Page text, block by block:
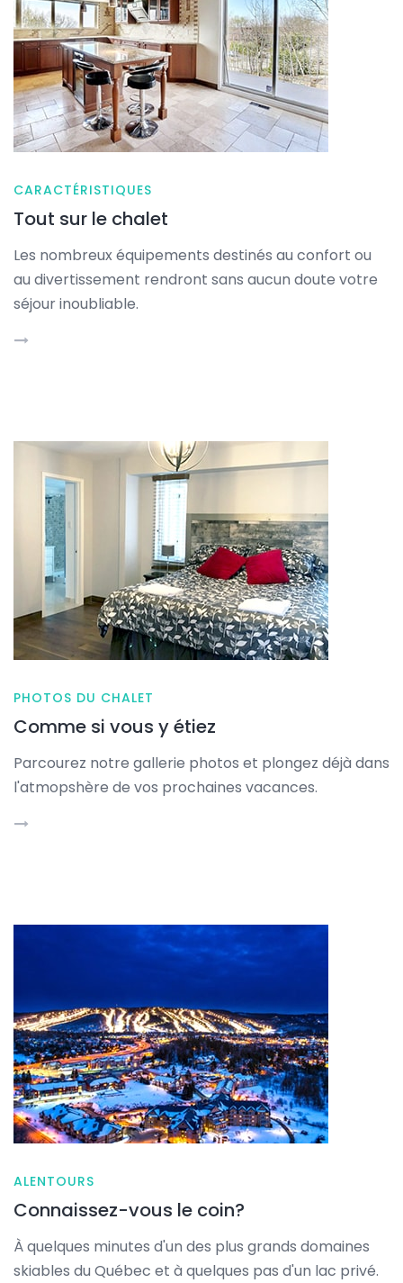
CARACTÉRISTIQUES
Tout sur le chalet
Les nombreux équipements destinés au confort ou
au divertissement rendront sans aucun doute votre
séjour inoubliable.
PHOTOS DU CHALET
Comme si vous y étiez
Parcourez notre gallerie photos et plongez déjà dans
l'atmopshère de vos prochaines vacances.
ALENTOURS
Connaissez-vous le coin?
À quelques minutes d'un des plus grands domaines
skiables du Québec et à quelques pas d'un lac privé.